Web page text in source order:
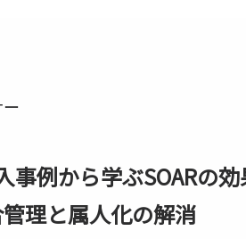
事例から学ぶSOARの
理と属人化の解消